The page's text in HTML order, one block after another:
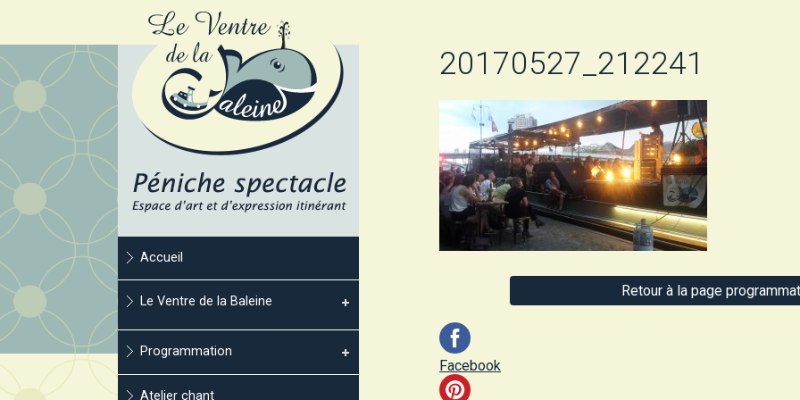
Accueil
Le Ventre de la Baleine
Programmation
Atelier chant
20170527_212241
Retour à la page
Facebook